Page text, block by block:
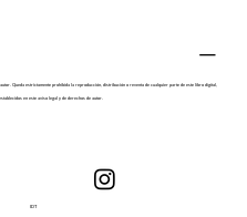
Queda estrictamente prohibida la reproducción, distribución o reventa de cualquier parte de este libro digital,
en este aviso legal y de derechos de autor.
IDT